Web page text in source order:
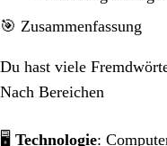
🎯 Zusammenfassung
Du hast viele
Nach Bereichen
🖥️ Technologie: